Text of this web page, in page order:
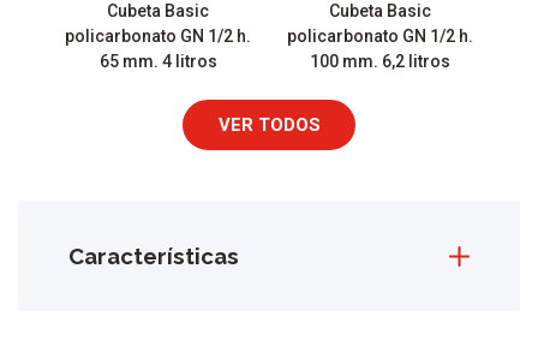
Cubeta Basic
policarbonato GN 1/2 h.
65 mm. 4 litros
Cubeta Basic
policarbonato GN 1/2 h.
100 mm. 6,2 litros
VER TODOS
Características